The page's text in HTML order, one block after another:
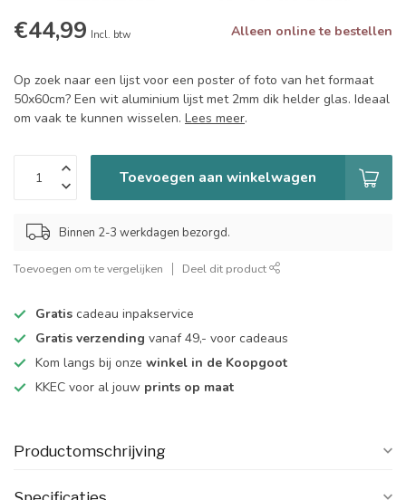
€44,99 Incl. btw Alleen online te bestellen
Op zoek naar een lijst voor een poster of foto van het formaat
50x60cm? Een wit aluminium lijst met 2mm dik helder glas. Ideaal
om vaak te kunnen wisselen. Lees meer.
Toevoegen aan winkelwagen
Binnen 2-3 werkdagen bezorgd.
Toevoegen om te vergelijken Deel dit product
Gratis cadeau inpakservice
Gratis verzending vanaf 49,- voor cadeaus
Kom langs bij onze winkel in de Koopgoot
KKEC voor al jouw prints op maat
Productomschrijving